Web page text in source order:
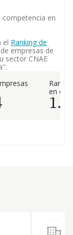
competencia en
el Ranking de
empresas de
sector CNAE
en el